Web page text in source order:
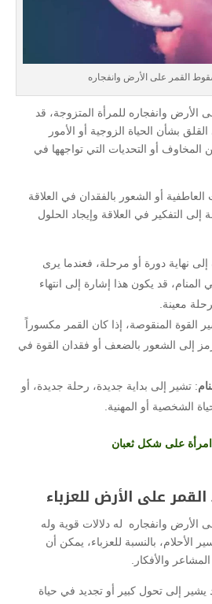
القمر على الأرض وانفجاره
وانفجاره للمرأة المتزوجة، قد
بشأن الحياة الزوجية أو الأمور
المخاوف أو التحديات التي تواجهها في
أو الشعور بالفقدان في العلاقة
إلى التفكير في العلاقة وإيجاد الحلول
نهاية دورة أو مرحلة، فعندما يرى
قد يكون هذا إشارة إلى انتهاء
معينة.
القوة المنقوصة، إذا كان القمر مكسوراً
إلى الشعور بالضعف أو فقدان القوة في
: تشير إلى بداية جديدة، رحلة جديدة، أو
الشخصية أو المهنية.
على شكل ثعبان
على الأرض للعزباء
وانفجاره له دلالات قوية وله
الأحلام، بالنسبة للعزباء، يمكن أن
والأفكار.
إلى تحول كبير أو تجديد في حياة